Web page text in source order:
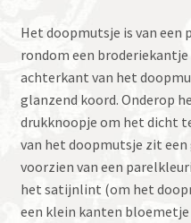
Het doopmutsje is van
rondom een
achterkant van het
glanzend koord. Onderop
drukknoopje om het dicht
van het doopmutsje zit
voorzien van een
het satijnlint (om het
een klein kanten